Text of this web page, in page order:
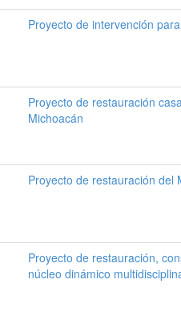
Proyecto de intervención
Proyecto de restauración
Michoacán
Proyecto de restauración del
Proyecto de restauración,
núcleo dinámico